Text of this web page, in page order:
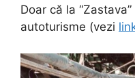
Doar că la
autoturisme (vezi